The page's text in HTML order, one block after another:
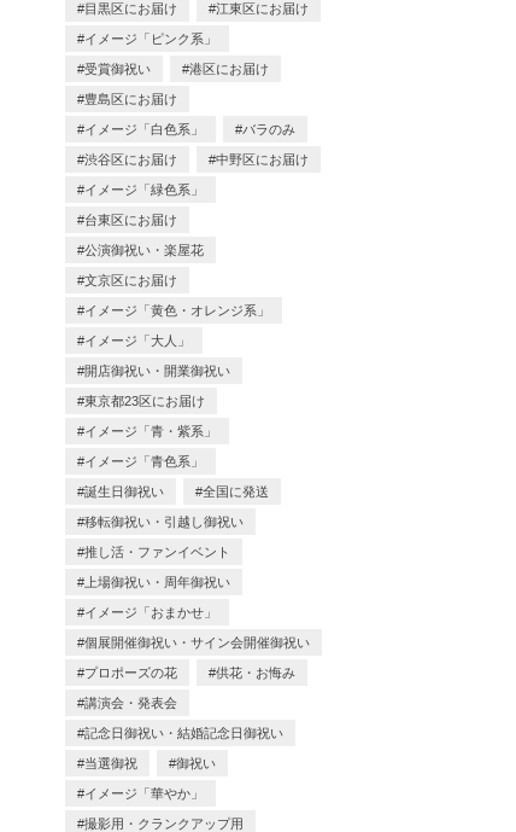
目黒区にお届け 江東区にお届け
イメージ「ピンク系」
受賞御祝い 港区にお届け
豊島区にお届け
イメージ「白色系」 バラのみ
渋谷区にお届け 中野区にお届け
イメージ「緑色系」
台東区にお届け
公演御祝い・楽屋花
文京区にお届け
イメージ「黄色・オレンジ系」
イメージ「大人」
開店御祝い・開業御祝い
東京都23区にお届け
イメージ「青・紫系」
イメージ「青色系」
誕生日御祝い 全国に発送
移転御祝い・引越し御祝い
推し活・ファンイベント
上場御祝い・周年御祝い
イメージ「おまかせ」
個展開催御祝い・サイン会開催御祝い
プロポーズの花 供花・お悔み
講演会・発表会
記念日御祝い・結婚記念日御祝い
当選御祝 御祝い
イメージ「華やか」
撮影用・クランクアップ用